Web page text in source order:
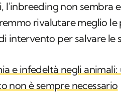
l'inbreeding non sembra
rivalutare meglio le
intervento per salvare le
e infedeltà negli
non è sempre necessario